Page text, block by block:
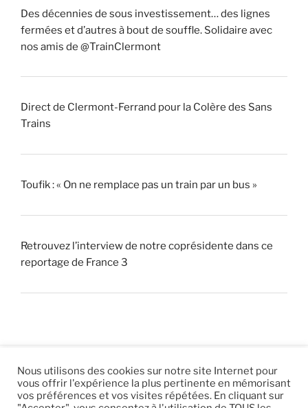
Des décennies de sous investissement… des lignes
fermées et d’autres à bout de souffle. Solidaire avec
nos amis de @TrainClermont
Direct de Clermont-Ferrand pour la Colère des Sans
Trains
Toufik : « On ne remplace pas un train par un bus »
Retrouvez l’interview de notre coprésidente dans ce
reportage de France 3
© 2026 |Mentions légales|Hébergement Eur’Net.|
Nous utilisons des cookies sur notre site Internet pour
vous offrir l'expérience la plus pertinente en mémorisant
vos préférences et vos visites répétées. En cliquant sur